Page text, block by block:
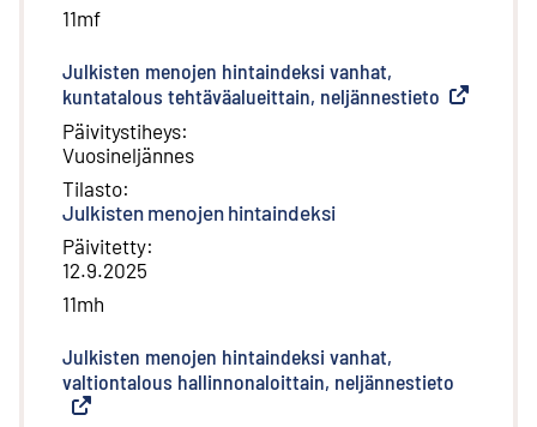
11mf
Julkisten menojen hintaindeksi vanhat,
kuntatalous tehtäväalueittain, neljännestieto Ulkoinen
Päivitystiheys:
Vuosineljännes
Tilasto:
Julkisten menojen hintaindeksi
Päivitetty:
12.9.2025
11mh
Julkisten menojen hintaindeksi vanhat,
valtiontalous hallinnonaloittain, neljännestieto